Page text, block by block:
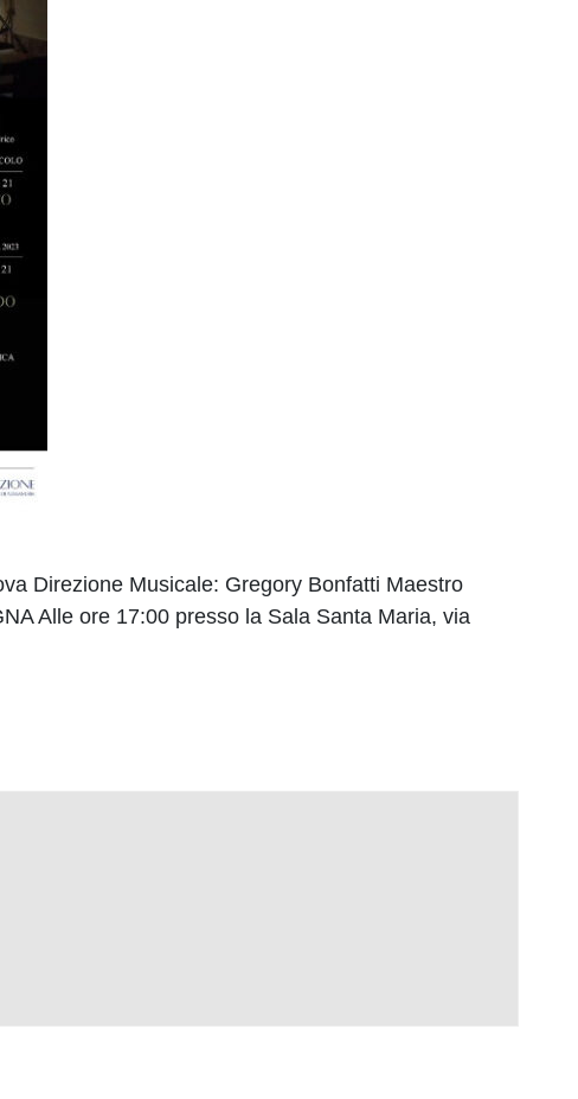
Direzione Musicale: Gregory Bonfatti Maestro
Alle ore 17:00 presso la Sala Santa Maria, via